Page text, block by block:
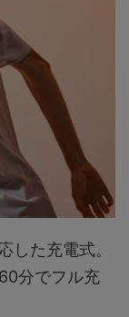
した充電式。
分でフル充